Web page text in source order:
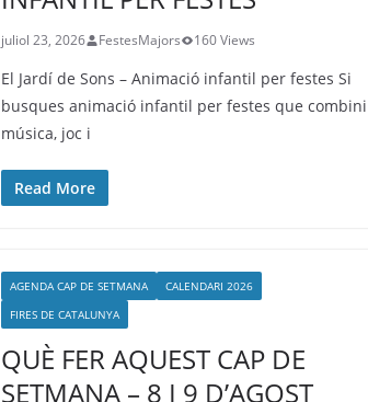
juliol 23, 2026 FestesMajors 160 Views
El Jardí de Sons – Animació infantil per festes Si
busques animació infantil per festes que combini
música, joc i
Read More
AGENDA CAP DE SETMANA
CALENDARI 2026
FIRES DE CATALUNYA
QUÈ FER AQUEST CAP DE
SETMANA – 8 I 9 D’AGOST